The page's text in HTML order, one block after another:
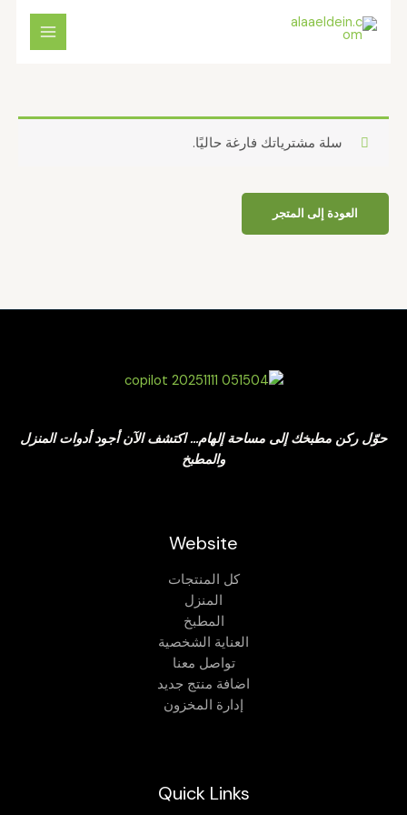
سلة مشترياتك فارغة حاليًا.
العودة إلى المتجر
حوّل ركن مطبخك إلى مساحة إلهام… اكتشف الآن أجود أدوات المنزل
والمطبخ
Website
كل المنتجات
المنزل
المطبخ
العناية الشخصية
تواصل معنا
اضافة منتج جديد
إدارة المخزون
Quick Links